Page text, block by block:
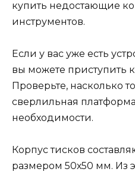
купить недостающие
инструментов.
Если у вас уже есть
вы можете приступить
Проверьте, насколько
сверлильная
необходимости.
Корпус тисков
размером 50х50 мм. Из